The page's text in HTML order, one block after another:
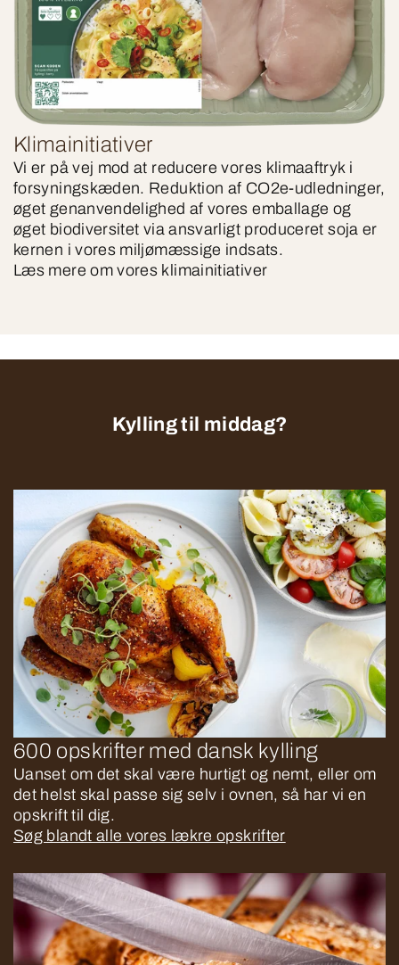
Klimainitiativer
Vi er på vej mod at reducere vores klimaaftryk i
forsyningskæden. Reduktion af CO2e-udledninger,
øget genanvendelighed af vores emballage og
øget biodiversitet via ansvarligt produceret soja er
kernen i vores miljømæssige indsats.
Læs mere om vores klimainitiativer
Kylling til middag?
600 opskrifter med dansk kylling
Uanset om det skal være hurtigt og nemt, eller om
det helst skal passe sig selv i ovnen, så har vi en
opskrift til dig.
Søg blandt alle vores lækre opskrifter